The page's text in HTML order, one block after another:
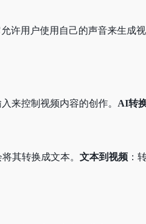
许用户使用自己的声音来生成
来控制视频内容的创作。 AI转
其转换成文本。 文本到视频 ：